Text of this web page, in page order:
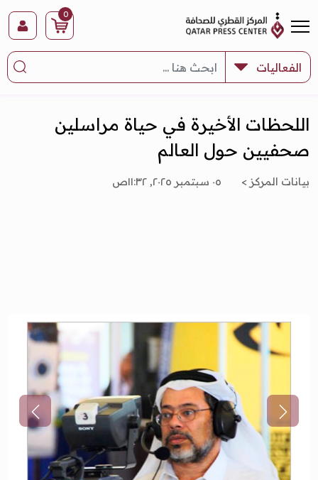
0
اللحظات الأخيرة في حياة مراسلين
صحفيين حول العالم
بيانات المركز > ٠٥ سبتمبر ٢٠٢٥, ١١:٣٢ص